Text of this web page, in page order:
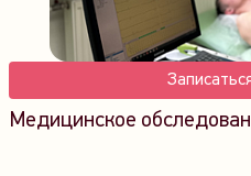
Медицинское